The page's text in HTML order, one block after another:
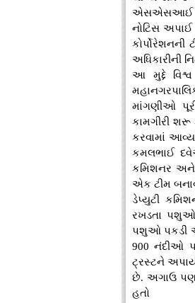
એસએસઆઈ
નોટિસ
અધિકારીની
આ મુદ્દે
માંગણીઓ
કામગીરી
કરવામાં
કમલભાઈ
કમિશનર અને
એક ટીમ
ડેપ્યુટી
રખડતા
પશુઓ પકડી
900 નંદીઓ
ટ્રસ્ટને
છે. અગાઉ પણ
હતો